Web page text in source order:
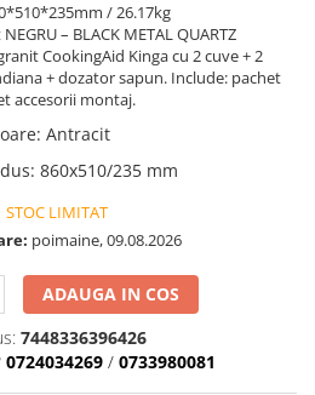
/ 26.17kg
– BLACK METAL QUARTZ
CookingAid Kinga cu 2 cuve + 2
+ dozator sapun. Include: pachet
accesorii montaj.
: Antracit
: 860x510/235 mm
STOC LIMITAT
poimaine, 09.08.2026
ADAUGA IN COS
7448336396426
0724034269 / 0733980081